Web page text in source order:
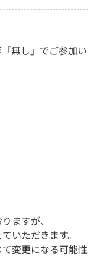
無し」でご参加い
ますが、
いただきます。
変更になる可能性